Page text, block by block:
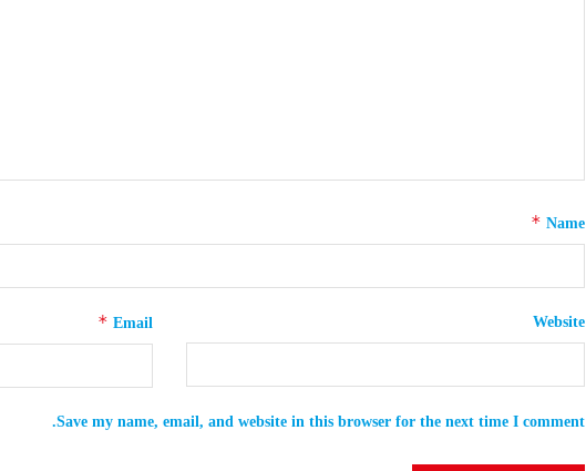
Name
*
Email
* Website
Save my name, email, and website in this browser for the next time I comment.